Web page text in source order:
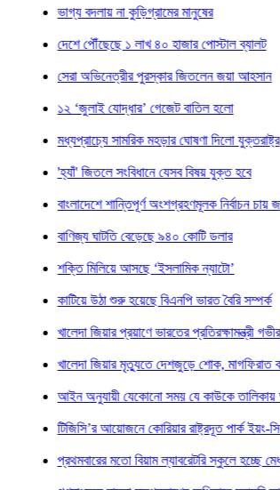
ভাগ্য বদলায় না কুড়িগ্রামের মানুষের
দেশে পৌঁছেছে ১ লাখ ৪০ হাজার পোস্টাল ব্যালট
সেরা অভিনেত্রীর পুরস্কার জিতলেন জয়া আহসান
১২ ‘জুলাই যোদ্ধার’ গেজেট বাতিল হলো
মধ্যপ্রাচ্যে সামরিক মহড়ার ঘোষণা দিলো যুক্তরাষ্ট্র
'হ্যাঁ' জিতলে সংবিধানে যেসব বিষয় যুক্ত হবে
বাংলাদেশে শান্তিপূর্ণ অংশগ্রহণমূলক নির্বাচন চায় জাতিসংঘ
বাণিজ্য ঘাটতি বেড়েছে ৯৪০ কোটি ডলার
শক্তি মিলিয়ে আসছে ‘ইসলামিক ন্যাটো’
কাটিয়ে উঠা শুরু হয়েছে বিএনপি ভারত বৈরি সম্পর্ক
খালেদা জিয়ার প্রয়াণে ভারতের প্রতিরক্ষামন্ত্রী গভীর শোক প্রকাশ
খালেদা জিয়ার মৃত্যুতে দেশজুড়ে শোক, মাগফিরাত কামনায় দোয়া
আইন অনুযায়ী যেকোনো সময় যে কাউকে তালিকায় অন্তর্ভুক্ত
টিজিসি’র আয়োজনে কোরিয়ার রাষ্ট্রদূত পার্ক ইয়ং-সিককে বিদায়ী
প্রথমবারের মতো বিয়াম ল্যাবরেটরি স্কুলে হচ্ছে মেধা যাচাই বৃত্তি